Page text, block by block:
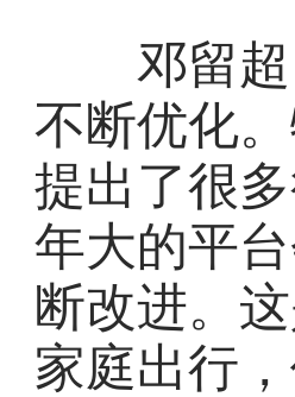
邓留超
不断优化
提出了很
年大的平
断改进。
家庭出行